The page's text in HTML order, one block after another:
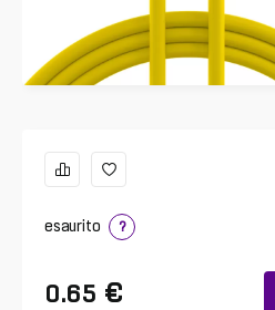
esaurito ?
0.65 €